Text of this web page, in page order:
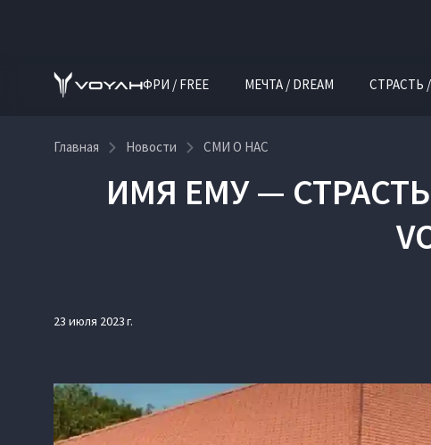
ФРИ / FREE МЕЧТА / DREAM СТРАСТЬ /
Главная Новости СМИ О НАС
ИМЯ ЕМУ —
23 июля 2023 г.